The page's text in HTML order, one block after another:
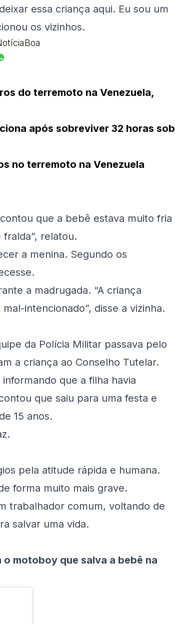
essa criança aqui. Eu sou um
os vizinhos.
do terremoto na Venezuela,
após sobreviver 32 horas sob
no terremoto na Venezuela
que a bebê estava muito fria
relatou.
a menina. Segundo os
a madrugada. “A criança
intencionado”, disse a vizinha.
da Polícia Militar passava pelo
a criança ao Conselho Tutelar.
que a filha havia
que saiu para uma festa e
15 anos.
pela atitude rápida e humana.
forma muito mais grave.
trabalhador comum, voltando de
salvar uma vida.
motoboy que salva a bebê na